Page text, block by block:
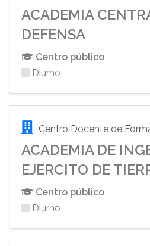
ACADEMIA
DEFENSA
Centro público
Diurno
Centro Docente de
ACADEMIA DE
EJERCITO DE
Centro público
Diurno